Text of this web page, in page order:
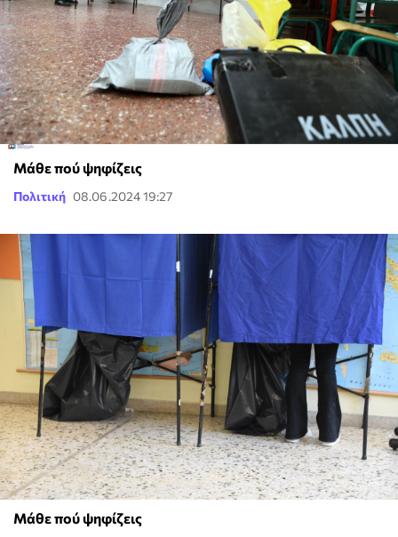
Μάθε πού ψηφίζεις
Πολιτική 08.06.2024 19:27
Μάθε πού ψηφίζεις